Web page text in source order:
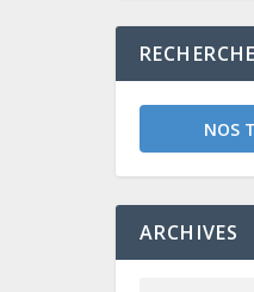
NOS
ARCHIVES